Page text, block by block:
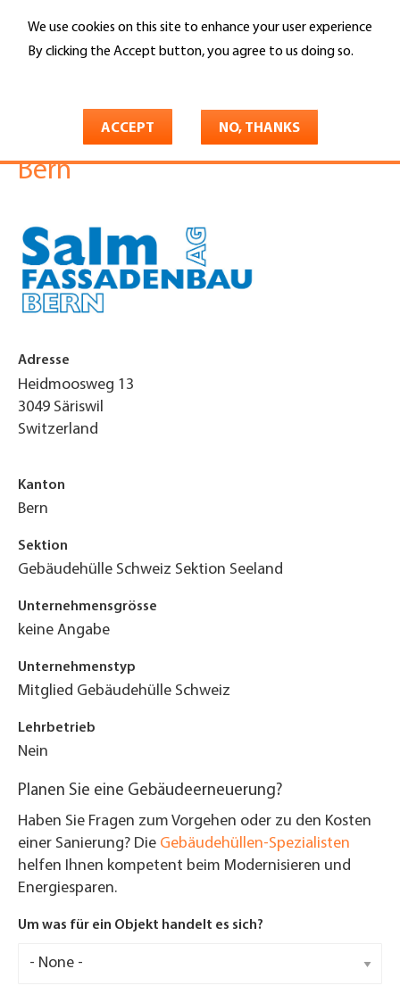
We use cookies on this site to enhance your user experience
By clicking the Accept button, you agree to us doing so.
ACCEPT NO, THANKS
main
Search
Salm Fassadenbau AG Region
Bern
Adresse
Heidmoosweg 13
3049 Säriswil
Switzerland
Kanton
Bern
Sektion
Gebäudehülle Schweiz Sektion Seeland
Unternehmensgrösse
keine Angabe
Unternehmenstyp
Mitglied Gebäudehülle Schweiz
Lehrbetrieb
Nein
Planen Sie eine Gebäudeerneuerung?
Haben Sie Fragen zum Vorgehen oder zu den Kosten
einer Sanierung? Die Gebäudehüllen-Spezialisten
helfen Ihnen kompetent beim Modernisieren und
Energiesparen.
Um was für ein Objekt handelt es sich?